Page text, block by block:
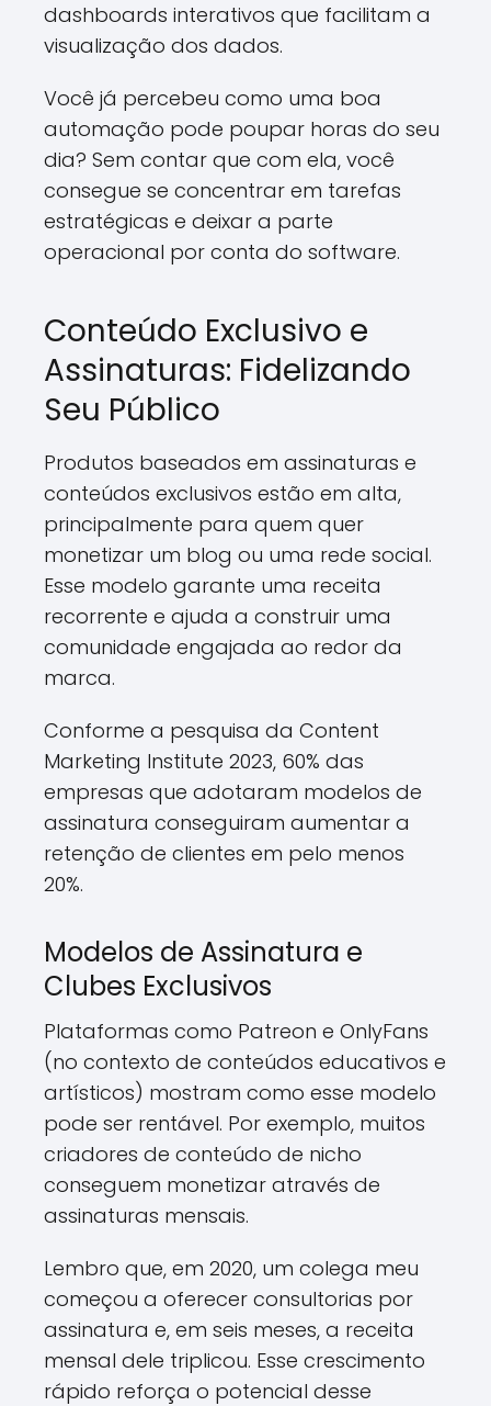
dashboards interativos que facilitam a
visualização dos dados.
Você já percebeu como uma boa
automação pode poupar horas do seu
dia? Sem contar que com ela, você
consegue se concentrar em tarefas
estratégicas e deixar a parte
operacional por conta do software.
Conteúdo Exclusivo e
Assinaturas: Fidelizando
Seu Público
Produtos baseados em assinaturas e
conteúdos exclusivos estão em alta,
principalmente para quem quer
monetizar um blog ou uma rede social.
Esse modelo garante uma receita
recorrente e ajuda a construir uma
comunidade engajada ao redor da
marca.
Conforme a pesquisa da Content
Marketing Institute 2023, 60% das
empresas que adotaram modelos de
assinatura conseguiram aumentar a
retenção de clientes em pelo menos
20%.
Modelos de Assinatura e
Clubes Exclusivos
Plataformas como Patreon e OnlyFans
(no contexto de conteúdos educativos e
artísticos) mostram como esse modelo
pode ser rentável. Por exemplo, muitos
criadores de conteúdo de nicho
conseguem monetizar através de
assinaturas mensais.
Lembro que, em 2020, um colega meu
começou a oferecer consultorias por
assinatura e, em seis meses, a receita
mensal dele triplicou. Esse crescimento
rápido reforça o potencial desse